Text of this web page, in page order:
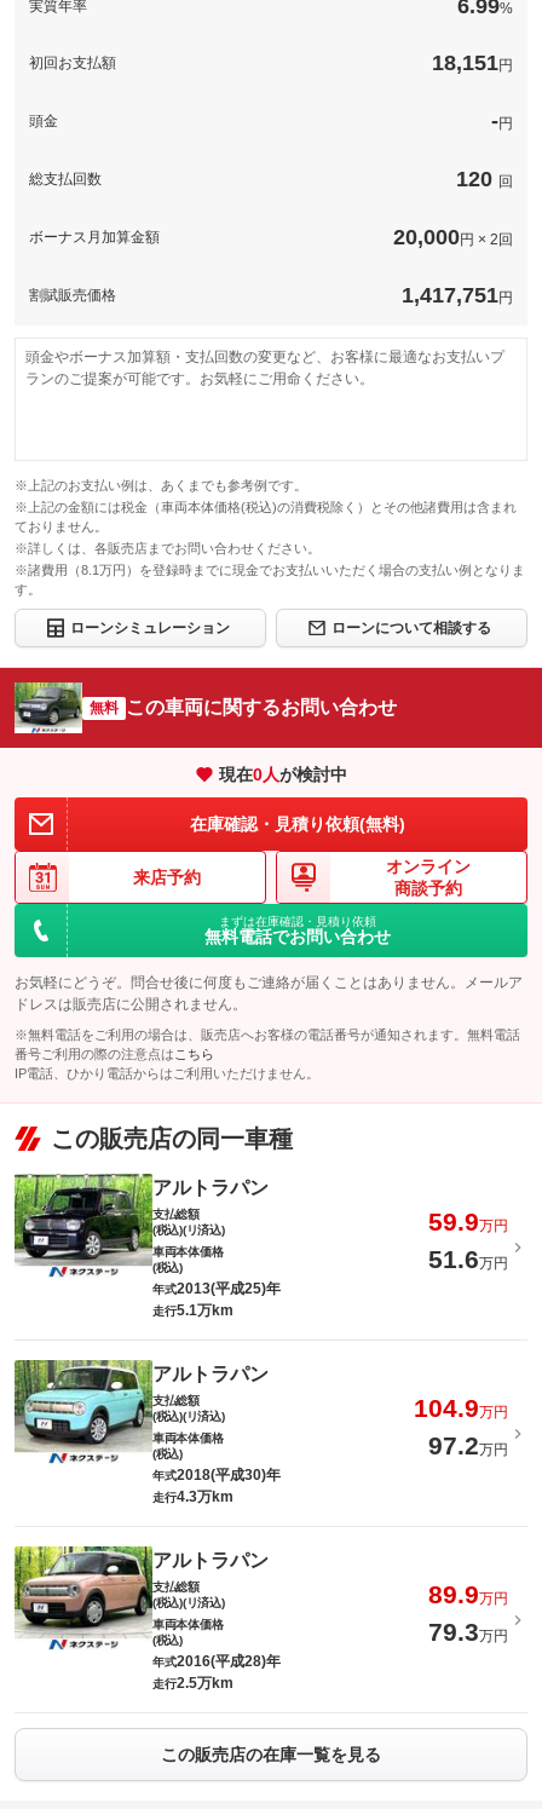
実質年率 6.99%
初回お支払額 18,151円
頭金 -円
総支払回数 120 回
ボーナス月加算金額 20,000円 × 2回
割賦販売価格 1,417,751円
頭金やボーナス加算額・支払回数の変更など、お客様に最適なお支払いプ
ランのご提案が可能です。お気軽にご用命ください。
※上記のお支払い例は、あくまでも参考例です。
※上記の金額には税金（車両本体価格(税込)の消費税除く）とその他諸費用は含まれ
ておりません。
※詳しくは、各販売店までお問い合わせください。
※諸費用（8.1万円）を登録時までに現金でお支払いいただく場合の支払い例となりま
す。
ローンシミュレーション ローンについて相談する
無料 この車両に関するお問い合わせ
現在0人が検討中
在庫確認・見積り依頼(無料)
来店予約
オンライン
商談予約
まずは在庫確認・見積り依頼
無料電話でお問い合わせ
お気軽にどうぞ。問合せ後に何度もご連絡が届くことはありません。メールア
ドレスは販売店に公開されません。
※無料電話をご利用の場合は、販売店へお客様の電話番号が通知されます。無料電話
番号ご利用の際の注意点は こちら
IP電話、ひかり電話からはご利用いただけません。
この販売店の同一車種
アルトラパン
支払総額
(税込)(リ済込)
59.9万円
車両本体価格
(税込)
51.6万円
年式2013(平成25)年
走行5.1万km
アルトラパン
支払総額
(税込)(リ済込)
104.9万円
車両本体価格
(税込)
97.2万円
年式2018(平成30)年
走行4.3万km
アルトラパン
支払総額
(税込)(リ済込)
89.9万円
車両本体価格
(税込)
79.3万円
年式2016(平成28)年
走行2.5万km
この販売店の在庫一覧を見る